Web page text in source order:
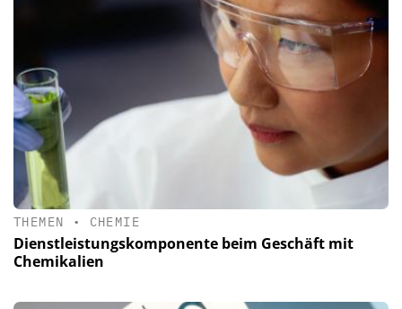
THEMEN • CHEMIE
Dienstleistungskomponente beim Geschäft mit
Chemikalien